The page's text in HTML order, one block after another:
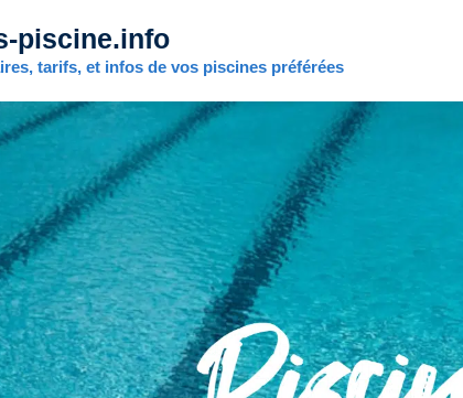
piscine.info
tarifs, et infos de vos piscines préférées